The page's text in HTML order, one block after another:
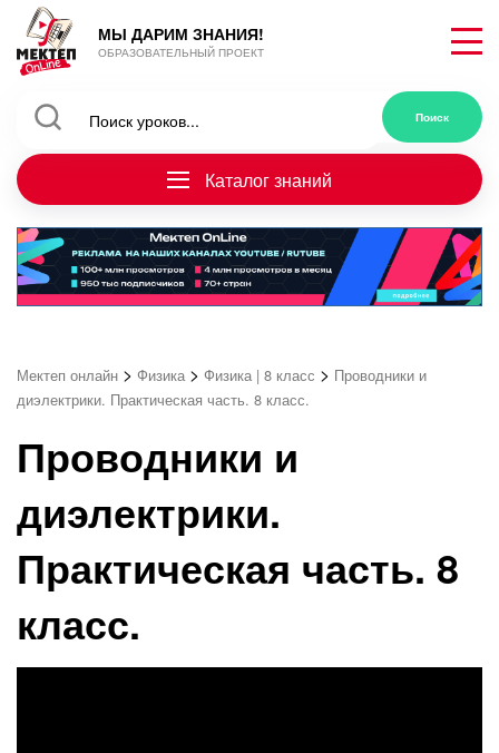
МЫ ДАРИМ ЗНАНИЯ!
ОБРАЗОВАТЕЛЬНЫЙ ПРОЕКТ
Каталог знаний
Мектеп онлайн > Физика > Физика | 8 класс > Проводники и
диэлектрики. Практическая часть. 8 класс.
Проводники и
диэлектрики.
Практическая часть. 8
класс.